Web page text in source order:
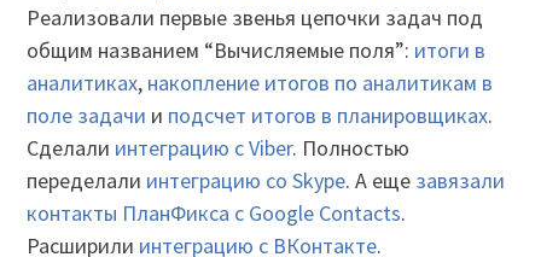
Реализовали первые звенья цепочки задач под
общим названием “Вычисляемые поля”: итоги в
аналитиках, накопление итогов по аналитикам в
поле задачи и подсчет итогов в планировщиках.
Сделали интеграцию с Viber. Полностью
переделали интеграцию со Skype. А еще завязали
контакты ПланФикса с Google Contacts.
Расширили интеграцию с ВКонтакте.